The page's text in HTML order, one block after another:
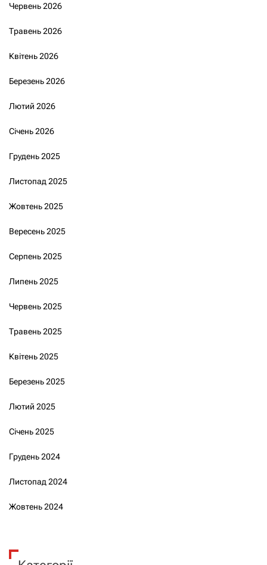
Червень 2026
Травень 2026
Квітень 2026
Березень 2026
Лютий 2026
Січень 2026
Грудень 2025
Листопад 2025
Жовтень 2025
Вересень 2025
Серпень 2025
Липень 2025
Червень 2025
Травень 2025
Квітень 2025
Березень 2025
Лютий 2025
Січень 2025
Грудень 2024
Листопад 2024
Жовтень 2024